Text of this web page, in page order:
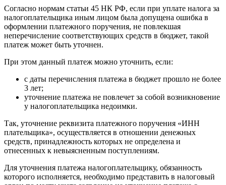
Согласно нормам статьи 45 НК РФ, если при уплате налога за
налогоплательщика иным лицом была допущена ошибка в
оформлении платежного поручения, не повлекшая
неперечисление соответствующих средств в бюджет, такой
платеж может быть уточнен.
При этом данный платеж можно уточнить, если:
с даты перечисления платежа в бюджет прошло не более
3 лет;
уточнение платежа не повлечет за собой возникновение
у налогоплательщика недоимки.
Так, уточнение реквизита платежного поручения «ИНН
плательщика», осуществляется в отношении денежных
средств, принадлежность которых не определена и
отнесенных к невыясненным поступлениям.
Для уточнения платежа налогоплательщику, обязанность
которого исполняется, необходимо представить в налоговый